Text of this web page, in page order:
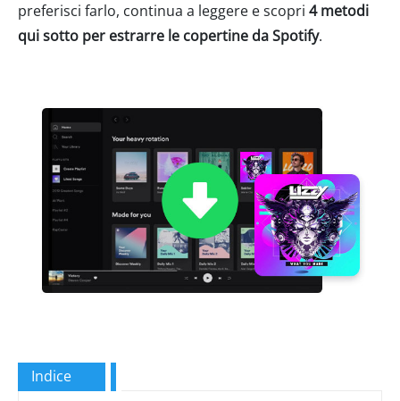
preferisci farlo, continua a leggere e scopri 4 metodi
qui sotto per estrarre le copertine da Spotify.
Indice